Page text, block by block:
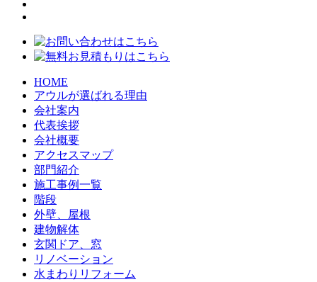
HOME
アウルが選ばれる理由
会社案内
代表挨拶
会社概要
アクセスマップ
部門紹介
施工事例一覧
階段
外壁、屋根
建物解体
玄関ドア、窓
リノベーション
水まわりリフォーム